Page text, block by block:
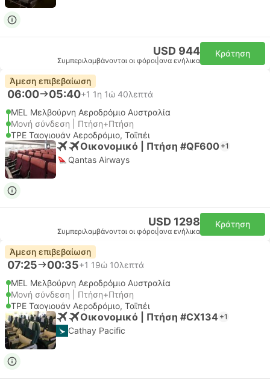
USD 944
Συμπεριλαμβάνονται οι φόροι ανα ενήλικα
Κράτηση
Άμεση επιβεβαίωση
06:00 05:40+1 1η 1ώ 40λεπτά
MEL Μελβούρνη Αεροδρόμιο Αυστραλία
Μονή σύνδεση | Πτήση+Πτήση
TPE Ταογιουάν Αεροδρόμιο, Ταϊπέι
Οικονομικό | Πτήση #QF600 +1
Qantas Airways
USD 1298
Συμπεριλαμβάνονται οι φόροι ανα ενήλικα
Κράτηση
Άμεση επιβεβαίωση
07:25 00:35+1 19ώ 10λεπτά
MEL Μελβούρνη Αεροδρόμιο Αυστραλία
Μονή σύνδεση | Πτήση+Πτήση
TPE Ταογιουάν Αεροδρόμιο, Ταϊπέι
Οικονομικό | Πτήση #CX134 +1
Cathay Pacific